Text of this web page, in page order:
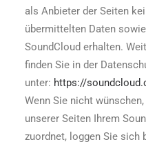
als Anbieter der Seiten
übermittelten Daten
SoundCloud erhalten.
finden Sie in der
unter: https://
Wenn Sie nicht
unserer Seiten Ihrem
zuordnet, loggen Sie sich